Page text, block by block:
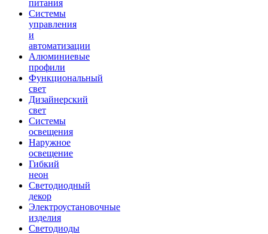
питания
Системы
управления
и
автоматизации
Алюминиевые
профили
Функциональный
свет
Дизайнерский
свет
Системы
освещения
Наружное
освещение
Гибкий
неон
Светодиодный
декор
Электроустановочные
изделия
Светодиоды